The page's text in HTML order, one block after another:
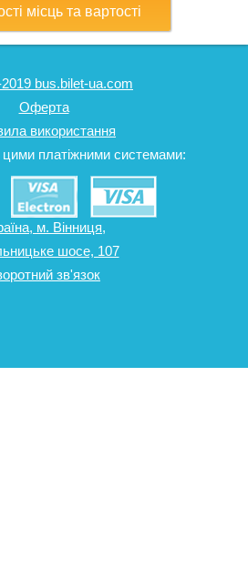
місць та вартості
bus.bilet-ua.com
Оферта
використання
платіжними системами:
м. Вінниця,
шосе, 107
зв'язок